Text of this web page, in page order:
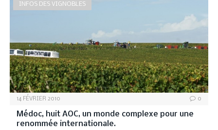
INFOS DES VIGNOBLES
14 FÉVRIER 2010 0
Médoc, huit AOC, un monde complexe pour une
renommée internationale.